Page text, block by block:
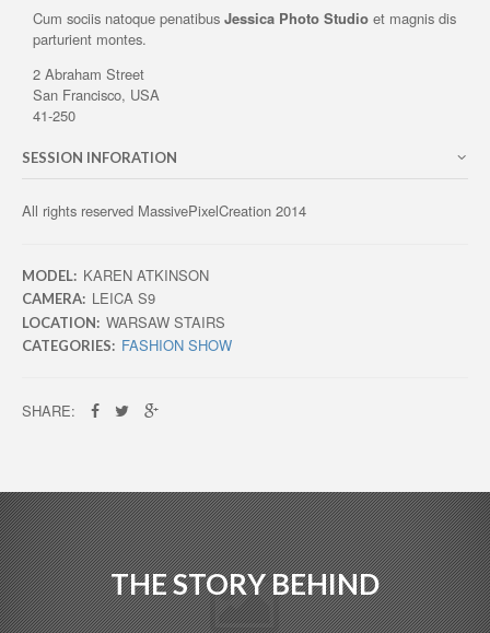
Cum sociis natoque penatibus Jessica Photo Studio et magnis dis
parturient montes.
2 Abraham Street
San Francisco, USA
41-250
SESSION INFORATION
All rights reserved MassivePixelCreation 2014
MODEL: KAREN ATKINSON
CAMERA: LEICA S9
LOCATION: WARSAW STAIRS
CATEGORIES: FASHION SHOW
SHARE:
THE STORY BEHIND